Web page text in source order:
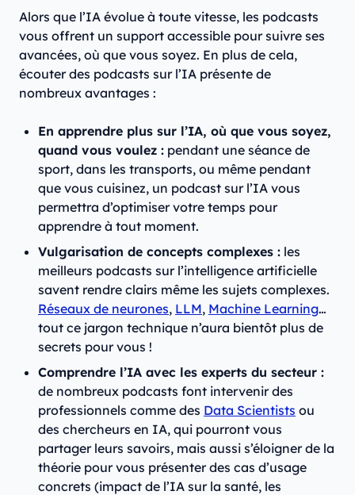
Alors que l’IA évolue à toute vitesse, les podcasts
vous offrent un support accessible pour suivre ses
avancées, où que vous soyez. En plus de cela,
écouter des podcasts sur l’IA présente de
nombreux avantages :
En apprendre plus sur l’IA, où que vous soyez,
quand vous voulez : pendant une séance de
sport, dans les transports, ou même pendant
que vous cuisinez, un podcast sur l’IA vous
permettra d’optimiser votre temps pour
apprendre à tout moment.
Vulgarisation de concepts complexes : les
meilleurs podcasts sur l’intelligence artificielle
savent rendre clairs même les sujets complexes.
Réseaux de neurones, LLM, Machine Learning…
tout ce jargon technique n’aura bientôt plus de
secrets pour vous !
Comprendre l’IA avec les experts du secteur :
de nombreux podcasts font intervenir des
professionnels comme des Data Scientists ou
des chercheurs en IA, qui pourront vous
partager leurs savoirs, mais aussi s’éloigner de la
théorie pour vous présenter des cas d’usage
concrets (impact de l’IA sur la santé, les